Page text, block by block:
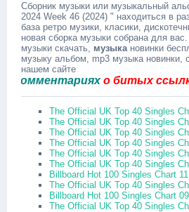
Сборник музыки или музыкальный
2024 Week 46 (2024) " находиться в
база ретро музики, класики,
новая сборка музыки собрана для
музыки скачать, музыкановинки
музыку альбом, mp3 музыка новинки,
нашем сайте
о битых ссылках,
The Official UK Top 40 Singles
The Official UK Top 40 Singles
The Official UK Top 40 Singles
The Official UK Top 40 Singles
The Official UK Top 40 Singles
The Official UK Top 40 Singles
Billboard Hot 100 Singles Chart
The Official UK Top 40 Singles
Billboard Hot 100 Singles Chart
The Official UK Top 40 Singles